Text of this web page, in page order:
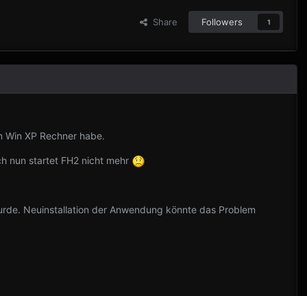
Share Followers 1
XP Rechner habe.
nun startet FH2 nicht mehr
Neuinstallation der Anwendung könnte das Problem